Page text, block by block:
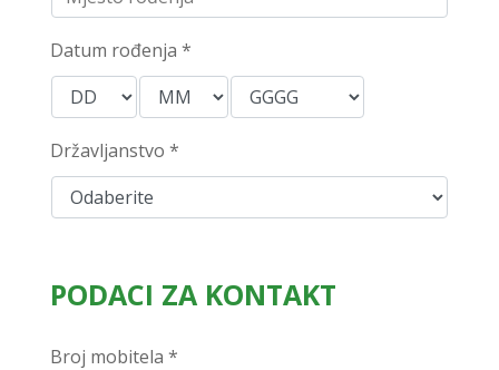
Datum rođenja *
Državljanstvo *
PODACI ZA KONTAKT
Broj mobitela *